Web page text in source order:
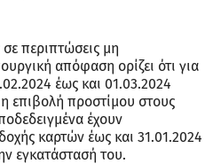
περιπτώσεις μη
απόφαση ορίζει ότι για
έως και 01.03.2024
η επιβολή προστίμου στους
έχουν
καρτών έως και 31.01.2024
εγκατάστασή του.